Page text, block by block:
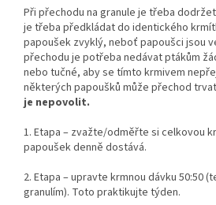
Při přechodu na granule je třeba
je třeba předkládat do identického
papoušek zvyklý, neboť papoušci jsou
přechodu je potřeba nedávat ptákům
nebo tučné, aby se tímto krmivem
některých papoušků může přechod
je nepovolit.
1. Etapa – zvažte/odměřte si celkovou
papoušek denně dostává.
2. Etapa – upravte krmnou dávku 50:50
granulím). Toto praktikujte týden.